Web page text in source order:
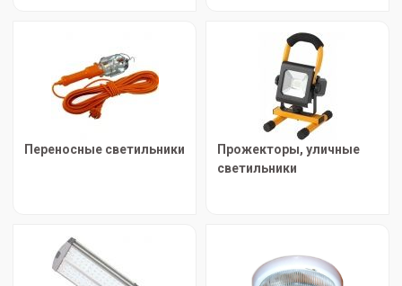
Переносные светильники
Прожекторы, уличные
светильники